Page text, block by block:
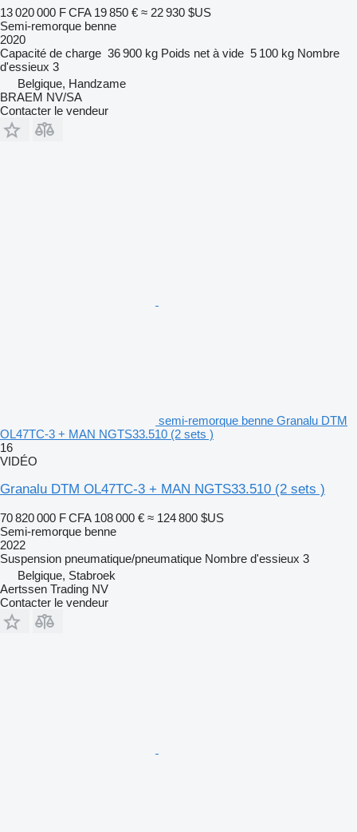
13 020 000 F CFA 19 850 € ≈ 22 930 $US
Semi-remorque benne
2020
Capacité de charge 36 900 kg Poids net à vide 5 100 kg Nombre
d'essieux 3
Belgique, Handzame
BRAEM NV/SA
Contacter le vendeur
semi-remorque benne Granalu DTM
OL47TC-3 + MAN NGTS33.510 (2 sets )
16
VIDÉO
Granalu DTM OL47TC-3 + MAN NGTS33.510 (2 sets )
70 820 000 F CFA 108 000 € ≈ 124 800 $US
Semi-remorque benne
2022
Suspension pneumatique/pneumatique Nombre d'essieux 3
Belgique, Stabroek
Aertssen Trading NV
Contacter le vendeur